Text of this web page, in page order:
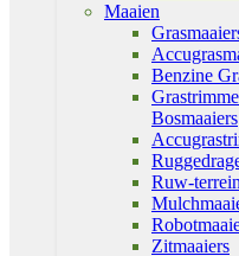
Maaien
Benzine
Bosmaaiers
Ruw-
Zitmaaiers